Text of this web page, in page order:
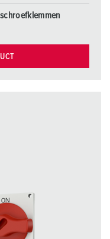
schroefklemmen